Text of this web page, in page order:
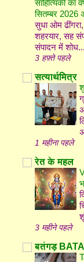
साहित्यिकी
सितम्बर
सुधा ओम
शहरयार, सह
संपादन में शोध...
3 हफ़्ते पहले
सत्यार्थमित्र
1 महीना पहले
रेत के महल
3 महीने पहले
बतंगड़